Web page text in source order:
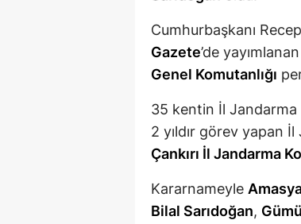
Cumhurbaşkanı
Gazete’de
Genel Komutanlığı
35 kentin İl Jandarma
2 yıldır görev yapan
Çankırı İl Jandarma
Kararnameyle
Bilal Sarıdoğan,